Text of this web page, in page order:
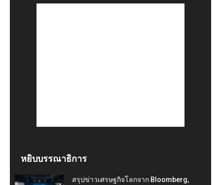
หยิบบรรณาธิการ
สรุปข่าวเศรษฐกิจโลกจาก Bloomberg,